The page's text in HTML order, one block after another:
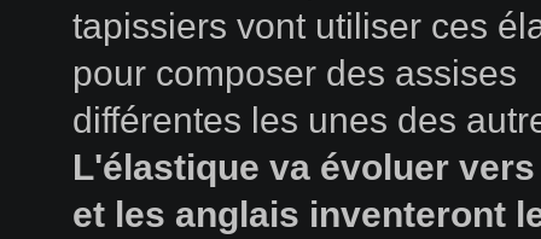
tapissiers vont utiliser ces
pour composer des assises
différentes les unes des
L'élastique va évoluer
et les anglais inventeront